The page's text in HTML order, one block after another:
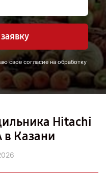
свое согласие на обработку
Hitachi
в Казани